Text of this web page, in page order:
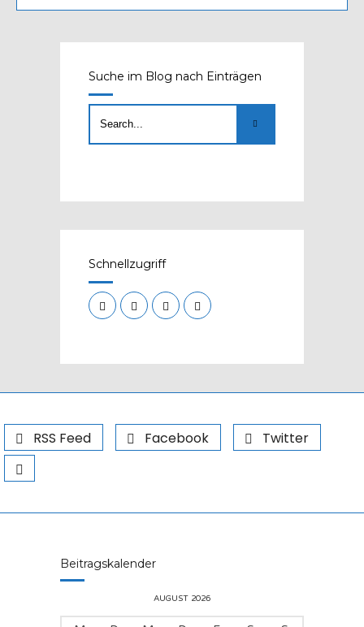
Suche im Blog nach Einträgen
Schnellzugriff
RSS Feed Facebook Twitter
Beitragskalender
AUGUST 2026